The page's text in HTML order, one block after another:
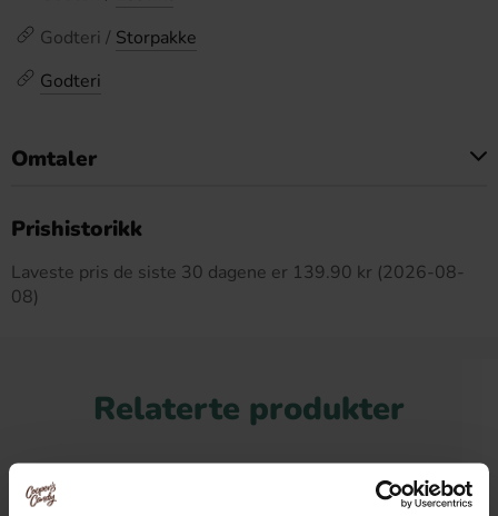
Godteri / Storpakke
Godteri
Omtaler
Prishistorikk
Laveste pris de siste 30 dagene er 139.90 kr (2026-08-
08)
Relaterte produkter